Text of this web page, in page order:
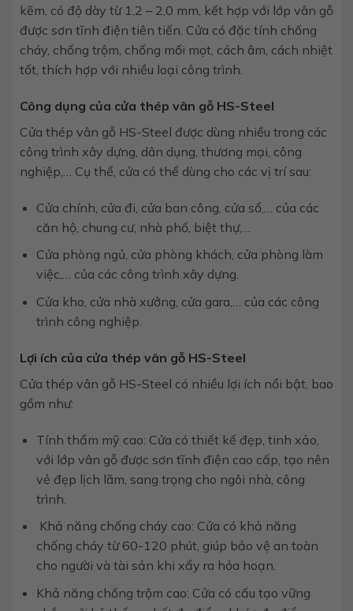
kẽm, có độ dày từ 1,2 – 2,0 mm, kết hợp với lớp vân gỗ
được sơn tĩnh điện tiên tiến. Cửa có đặc tính chống
cháy, chống trộm, chống mối mọt, cách âm, cách nhiệt
tốt, thích hợp với nhiều loại công trình.
Công dụng của cửa thép vân gỗ HS-Steel
Cửa thép vân gỗ HS-Steel được dùng nhiều trong các
công trình xây dựng, dân dụng, thương mại, công
nghiệp,… Cụ thể, cửa có thể dùng cho các vị trí sau:
Cửa chính, cửa đi, cửa ban công, cửa sổ,… của các
căn hộ, chung cư, nhà phố, biệt thự,…
Cửa phòng ngủ, cửa phòng khách, cửa phòng làm
việc,… của các công trình xây dựng.
Cửa kho, cửa nhà xưởng, cửa gara,… của các công
trình công nghiệp.
Lợi ích của cửa thép vân gỗ HS-Steel
Cửa thép vân gỗ HS-Steel có nhiều lợi ích nổi bật, bao
gồm như:
Tính thẩm mỹ cao: Cửa có thiết kế đẹp, tinh xảo,
với lớp vân gỗ được sơn tĩnh điện cao cấp, tạo nên
vẻ đẹp lịch lãm, sang trọng cho ngôi nhà, công
trình.
Khả năng chống cháy cao: Cửa có khả năng
chống cháy từ 60-120 phút, giúp bảo vệ an toàn
cho người và tài sản khi xẩy ra hỏa hoạn.
Khả năng chống trộm cao: Cửa có cấu tạo vững